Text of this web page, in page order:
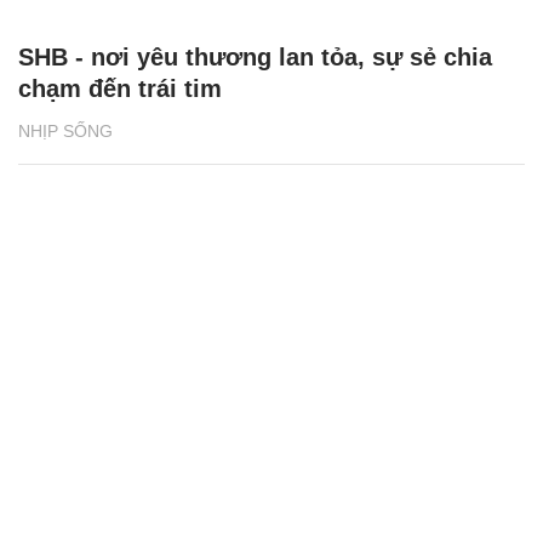
NHỊP SỐNG
SHB - nơi yêu thương lan tỏa, sự sẻ chia
chạm đến trái tim